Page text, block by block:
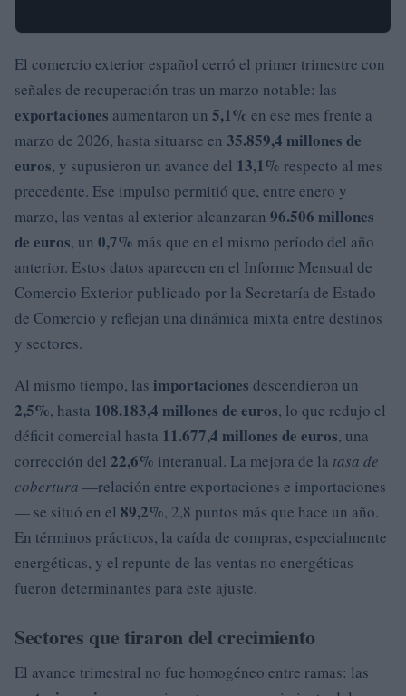
El comercio exterior español cerró el primer trimestre con
señales de recuperación tras un marzo notable: las
exportaciones aumentaron un 5,1% en ese mes frente a
marzo de 2026, hasta situarse en 35.859,4 millones de
euros, y supusieron un avance del 13,1% respecto al mes
precedente. Ese impulso permitió que, entre enero y
marzo, las ventas al exterior alcanzaran 96.506 millones
de euros, un 0,7% más que en el mismo período del año
anterior. Estos datos aparecen en el Informe Mensual de
Comercio Exterior publicado por la Secretaría de Estado
de Comercio y reflejan una dinámica mixta entre destinos
y sectores.
Al mismo tiempo, las importaciones descendieron un
2,5%, hasta 108.183,4 millones de euros, lo que redujo el
déficit comercial hasta 11.677,4 millones de euros, una
corrección del 22,6% interanual. La mejora de la tasa de
cobertura —relación entre exportaciones e importaciones
— se situó en el 89,2%, 2,8 puntos más que hace un año.
En términos prácticos, la caída de compras, especialmente
energéticas, y el repunte de las ventas no energéticas
fueron determinantes para este ajuste.
Sectores que tiraron del crecimiento
El avance trimestral no fue homogéneo entre ramas: las